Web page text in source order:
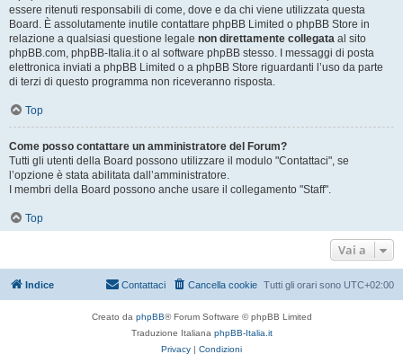
essere ritenuti responsabili di come, dove e da chi viene utilizzata questa
Board. È assolutamente inutile contattare phpBB Limited o phpBB Store in
relazione a qualsiasi questione legale non direttamente collegata al sito
phpBB.com, phpBB-Italia.it o al software phpBB stesso. I messaggi di posta
elettronica inviati a phpBB Limited o a phpBB Store riguardanti l’uso da parte
di terzi di questo programma non riceveranno risposta.
Top
Come posso contattare un amministratore del Forum?
Tutti gli utenti della Board possono utilizzare il modulo "Contattaci", se
l’opzione è stata abilitata dall’amministratore.
I membri della Board possono anche usare il collegamento "Staff".
Top
Vai a
Indice Tutti gli orari sono UTC+02:00
Cancella cookie
Contattaci
Creato da phpBB® Forum Software © phpBB Limited
Traduzione Italiana phpBB-Italia.it
Privacy | Condizioni